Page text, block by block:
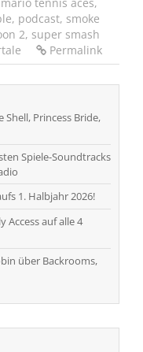
, podcast, smoke
2, super smash
Permalink
Princess Bride,
Spiele-Soundtracks
1. Halbjahr 2026!
Access auf alle 4
über Backrooms,